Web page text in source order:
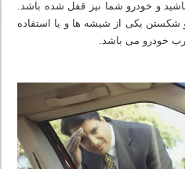
و خودرو شما نیز قفل شده باشد.
شکستن یکی از شیشه ها و یا استفاده
خودرو می باشد.